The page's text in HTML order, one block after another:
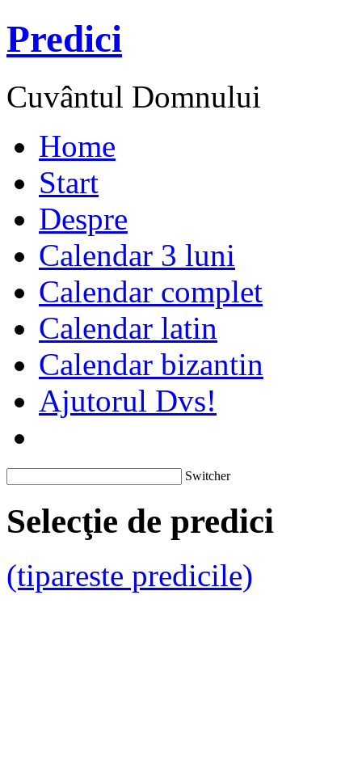
Predici
Cuvântul Domnului
Home
Start
Despre
Calendar 3 luni
Calendar complet
Calendar latin
Calendar bizantin
Ajutorul Dvs!
Switcher
Selecţie de predici
(tipareste predicile)